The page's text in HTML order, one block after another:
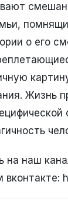
о его
Жизнь
на наш